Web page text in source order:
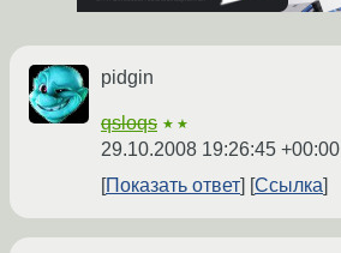
pidgin
qsloqs ★★
29.10.2008 19:26:45 +00:00
Показать ответ
Ссылка